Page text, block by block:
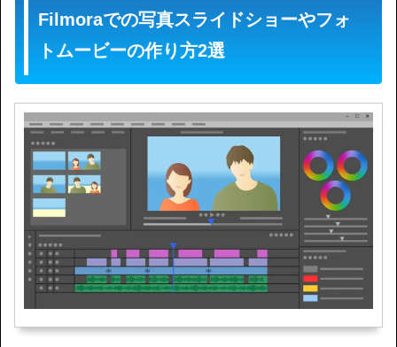
Filmoraでの写真スライドショーやフォ
トムービーの作り方2選